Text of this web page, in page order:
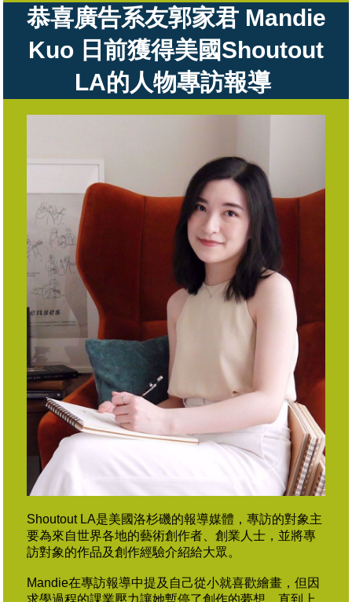
恭喜廣告系友郭家君 Mandie
Kuo 日前獲得美國Shoutout
LA的人物專訪報導
Shoutout LA是美國洛杉磯的報導媒體，專訪的對象主
要為來自世界各地的藝術創作者、創業人士，並將專
訪對象的作品及創作經驗介紹給大眾。
Mandie在專訪報導中提及自己從小就喜歡繪畫，但因
求學過程的課業壓力讓她暫停了創作的夢想，直到上